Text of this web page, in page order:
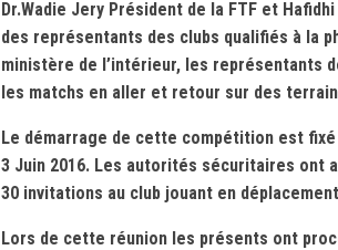
Dr.Wadie Jery Président de la FTF et
des représentants des clubs qualifiés à la
ministère de l’intérieur, les représentants
les matchs en aller et retour sur des
Le démarrage de cette compétition est
3 Juin 2016. Les autorités sécuritaires ont
30 invitations au club jouant en
Lors de cette réunion les présents ont